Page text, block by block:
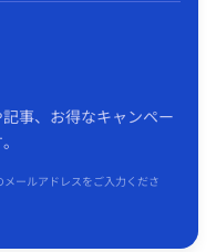
事、お得なキャンペー
ールアドレスをご入力くださ